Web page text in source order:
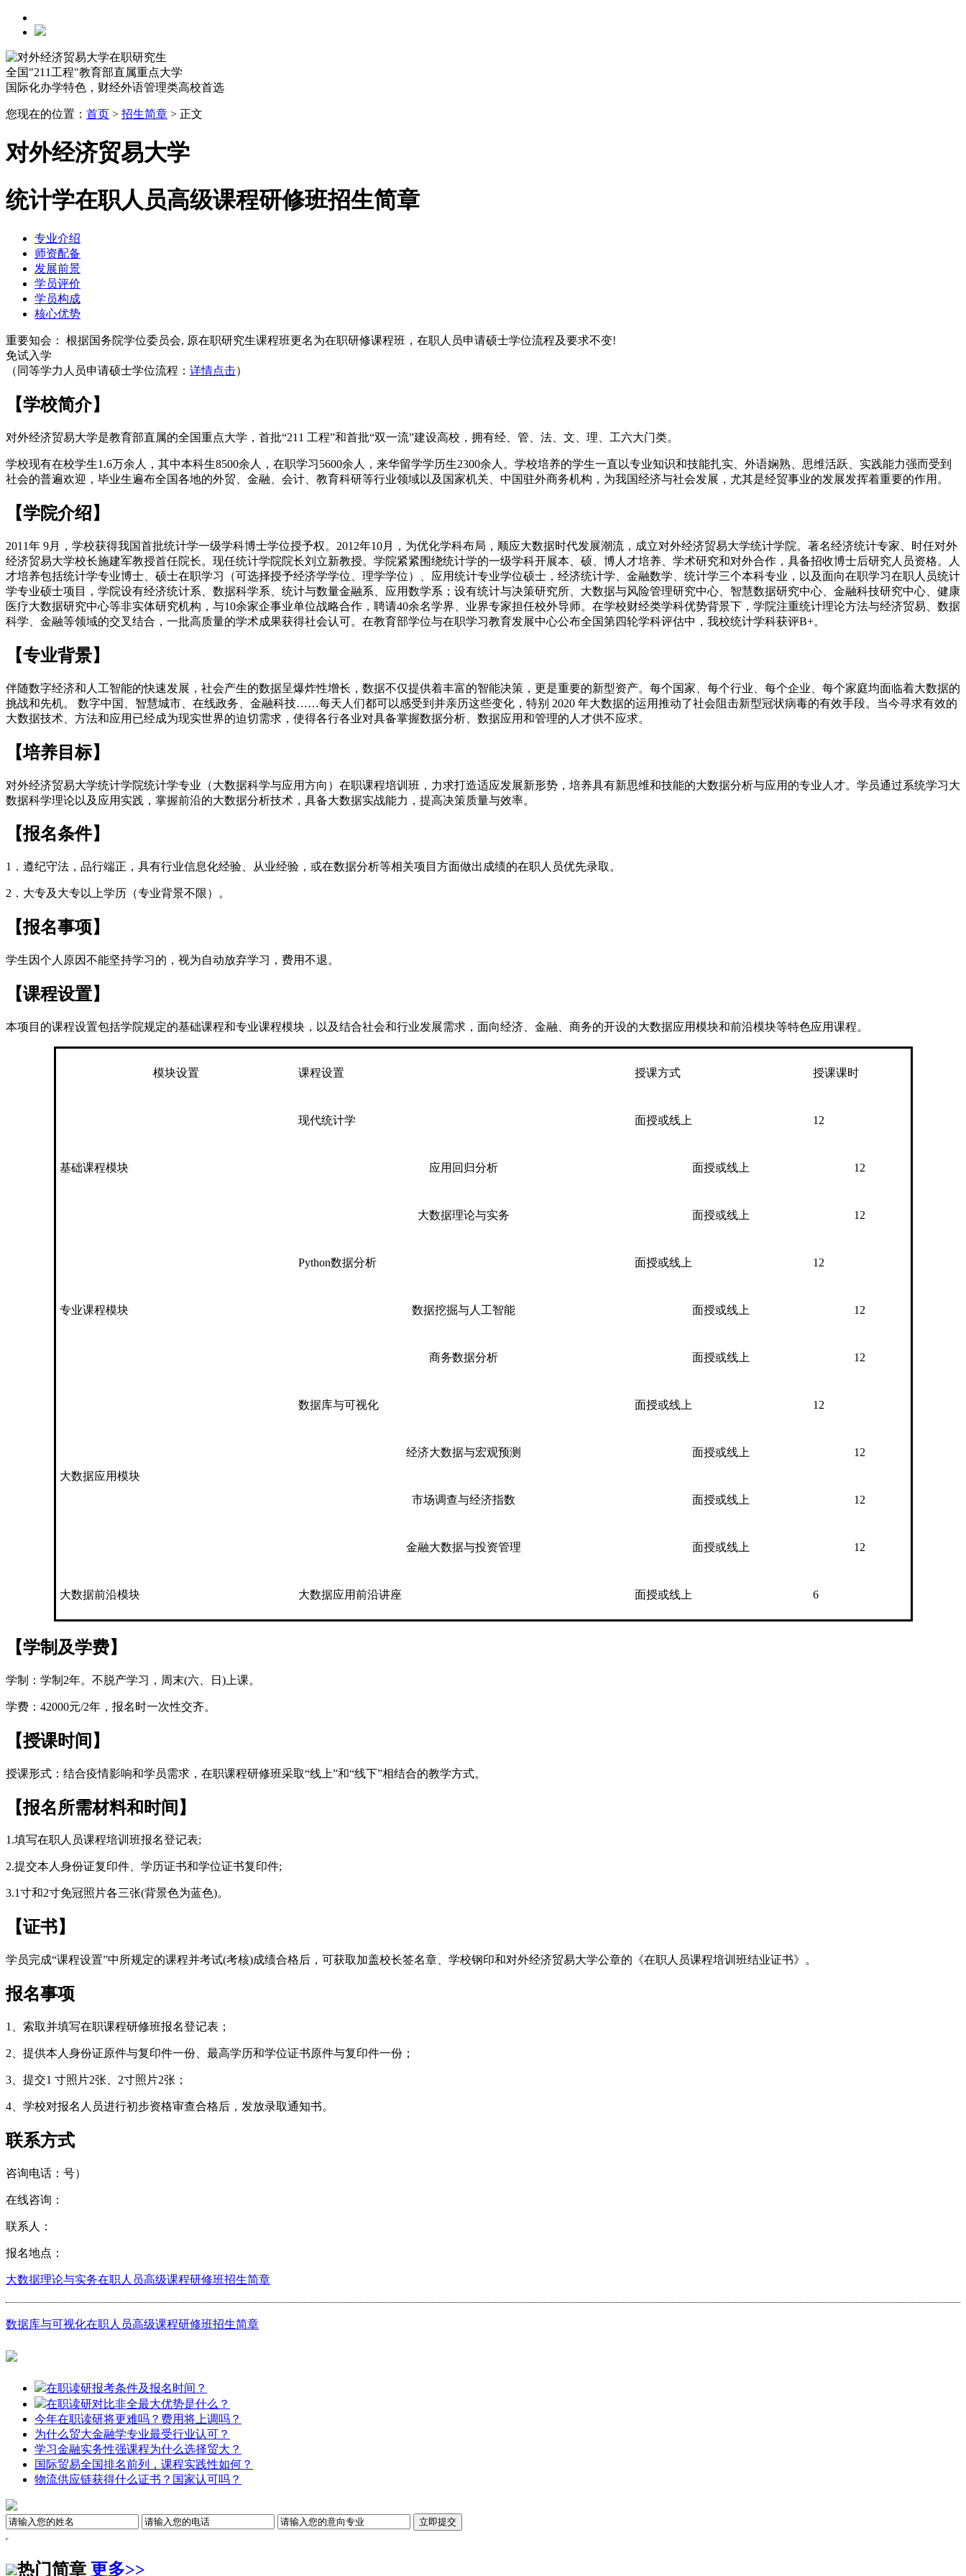
全国"211工程"教育部直属重点大学
国际化办学特色，财经外语管理类高校首选
您现在的位置： 首页 > 招生简章 > 正文
对外经济贸易大学
统计学在职人员高级课程研修班招生简章
专业介绍
师资配备
发展前景
学员评价
学员构成
核心优势
重要知会：
根据国务院学位委员会, 原在职研究生课程班更名为在职研修课程班，在职人员申请硕士学位流程及要求不变!
免试入学
（同等学力人员申请硕士学位流程： 详情点击）
【学校简介】
对外经济贸易大学是教育部直属的全国重点大学，首批“211 工程”和首批“双一流”建设高校，拥有经、管、法、文、理、工六大门类。
学校现有在校学生1.6万余人，其中本科生8500余人，在职学习5600余人，来华留学学历生2300余人。学校培养的学生一直以专业知识和技能扎实、外语娴熟、思维活跃、实践能力强而受到
社会的普遍欢迎，毕业生遍布全国各地的外贸、金融、会计、教育科研等行业领域以及国家机关、中国驻外商务机构，为我国经济与社会发展，尤其是经贸事业的发展发挥着重要的作用。
【学院介绍】
2011年 9月，学校获得我国首批统计学一级学科博士学位授予权。2012年10月，为优化学科布局，顺应大数据时代发展潮流，成立对外经济贸易大学统计学院。著名经济统计专家、时任对外
经济贸易大学校长施建军教授首任院长。现任统计学院院长刘立新教授。学院紧紧围绕统计学的一级学科开展本、硕、博人才培养、学术研究和对外合作，具备招收博士后研究人员资格。人
才培养包括统计学专业博士、硕士在职学习（可选择授予经济学学位、理学学位）、应用统计专业学位硕士，经济统计学、金融数学、统计学三个本科专业，以及面向在职学习在职人员统计
学专业硕士项目，学院设有经济统计系、数据科学系、统计与数量金融系、应用数学系；设有统计与决策研究所、大数据与风险管理研究中心、智慧数据研究中心、金融科技研究中心、健康
医疗大数据研究中心等非实体研究机构，与10余家企事业单位战略合作，聘请40余名学界、业界专家担任校外导师。在学校财经类学科优势背景下，学院注重统计理论方法与经济贸易、数据
科学、金融等领域的交叉结合，一批高质量的学术成果获得社会认可。在教育部学位与在职学习教育发展中心公布全国第四轮学科评估中，我校统计学科获评B+。
【专业背景】
伴随数字经济和人工智能的快速发展，社会产生的数据呈爆炸性增长，数据不仅提供着丰富的智能决策，更是重要的新型资产。每个国家、每个行业、每个企业、每个家庭均面临着大数据的
挑战和先机。 数字中国、智慧城市、在线政务、金融科技……每天人们都可以感受到并亲历这些变化，特别 2020 年大数据的运用推动了社会阻击新型冠状病毒的有效手段。当今寻求有效的
大数据技术、方法和应用已经成为现实世界的迫切需求，使得各行各业对具备掌握数据分析、数据应用和管理的人才供不应求。
【培养目标】
对外经济贸易大学统计学院统计学专业（大数据科学与应用方向）在职课程培训班，力求打造适应发展新形势，培养具有新思维和技能的大数据分析与应用的专业人才。学员通过系统学习大
数据科学理论以及应用实践，掌握前沿的大数据分析技术，具备大数据实战能力，提高决策质量与效率。
【报名条件】
1．遵纪守法，品行端正，具有行业信息化经验、从业经验，或在数据分析等相关项目方面做出成绩的在职人员优先录取。
2．大专及大专以上学历（专业背景不限）。
【报名事项】
学生因个人原因不能坚持学习的，视为自动放弃学习，费用不退。
【课程设置】
本项目的课程设置包括学院规定的基础课程和专业课程模块，以及结合社会和行业发展需求，面向经济、金融、商务的开设的大数据应用模块和前沿模块等特色应用课程。
模块设置 课程设置 授课方式 授课课时
基础课程模块
现代统计学 面授或线上 12
应用回归分析 面授或线上 12
大数据理论与实务 面授或线上 12
专业课程模块
Python数据分析 面授或线上 12
数据挖掘与人工智能 面授或线上 12
商务数据分析 面授或线上 12
大数据应用模块
数据库与可视化 面授或线上 12
经济大数据与宏观预测 面授或线上 12
市场调查与经济指数 面授或线上 12
金融大数据与投资管理 面授或线上 12
大数据前沿模块 大数据应用前沿讲座 面授或线上 6
【学制及学费】
学制：学制2年。不脱产学习，周末(六、日)上课。
学费：42000元/2年，报名时一次性交齐。
【授课时间】
授课形式：结合疫情影响和学员需求，在职课程研修班采取“线上”和“线下”相结合的教学方式。
【报名所需材料和时间】
1.填写在职人员课程培训班报名登记表;
2.提交本人身份证复印件、学历证书和学位证书复印件;
3.1寸和2寸免冠照片各三张(背景色为蓝色)。
【证书】
学员完成“课程设置”中所规定的课程并考试(考核)成绩合格后，可获取加盖校长签名章、学校钢印和对外经济贸易大学公章的《在职人员课程培训班结业证书》。
报名事项
1、索取并填写在职课程研修班报名登记表；
2、提供本人身份证原件与复印件一份、最高学历和学位证书原件与复印件一份；
3、提交1 寸照片2张、2寸照片2张；
4、学校对报名人员进行初步资格审查合格后，发放录取通知书。
联系方式
咨询电话：号）
在线咨询：
联系人：
报名地点：
大数据理论与实务在职人员高级课程研修班招生简章
数据库与可视化在职人员高级课程研修班招生简章
在职读研报考条件及报名时间？
在职读研对比非全最大优势是什么？
今年在职读研将更难吗？费用将上调吗？
为什么贸大金融学专业最受行业认可？
学习金融实务性强课程为什么选择贸大？
国际贸易全国排名前列，课程实践性如何？
物流供应链获得什么证书？国家认可吗？
热门简章 更多>>